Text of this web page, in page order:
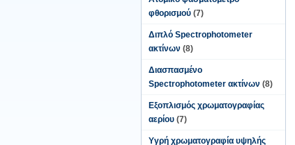
φθορισμού (7)
Διπλό Spectrophotometer
ακτίνων (8)
Διασπασμένο
Spectrophotometer ακτίνων (8)
Εξοπλισμός χρωματογραφίας
αερίου (7)
Υγρή χρωματογραφία υψηλής